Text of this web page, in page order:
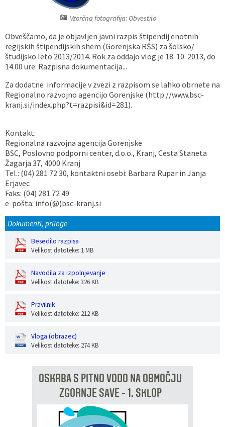
Vzorčna fotografija: Obvestilo
Obveščamo, da je objavljen javni razpis štipendij enotnih
regijskih štipendijskih shem (Gorenjska RŠS) za šolsko/
študijsko leto 2013/2014. Rok za oddajo vlog je 18. 10. 2013, do
14.00 ure. Razpisna dokumentacija...
Za dodatne informacije v zvezi z razpisom se lahko obrnete na
Regionalno razvojno agencijo Gorenjske (http://www.bsc-
kranj.si/index.php?t=razpisi&id=281).
Kontakt:
Regionalna razvojna agencija Gorenjske
BSC, Poslovno podporni center, d.o.o., Kranj, Cesta Staneta
Žagarja 37, 4000 Kranj
Tel.: (04) 281 72 30, kontaktni osebi: Barbara Rupar in Janja
Erjavec
Faks: (04) 281 72 49
e-pošta: info(@)bsc-kranj.si
Dokumenti, priloge
Besedilo razpisa
Velikost datoteke: 1 MB
Navodila za izpolnjevanje
Velikost datoteke: 326 KB
Pravilnik
Velikost datoteke: 212 KB
Vloga (obrazec)
Velikost datoteke: 274 KB
OSKRBA S PITNO VODO NA OBMOČJU
ZGORNJE SAVE - 1. SKLOP
Častno razsodišče
Medobčinski inšpektorat
Gasilstvo, zaščita in reševanje
Načrt ravnanja s stvarnim premoženjem
MojaObčina.si
Dokumenti v javni obravnavi